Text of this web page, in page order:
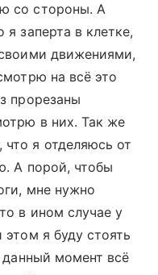
со стороны. А
я заперта в клетке,
движениями,
на всё это
прорезаны
в них. Так же
я отделяюсь от
А порой, чтобы
мне нужно
в ином случае у
этом я буду стоять
данный момент всё